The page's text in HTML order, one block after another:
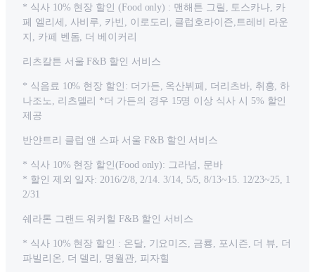
* 식사 10% 현장 할인 (Food only) : 맨해튼 그릴, 토스카나, 카
페 엘리세, 사비루, 카빈, 이로도리, 클럽호라이즌,트레비 라운
지, 카페 벤돔, 더 베이커리
리츠칼튼 서울 F&B 할인 서비스
* 식음료 10% 현장 할인: 더가든, 옥산뷔페, 더리츠바, 취홍, 하
나조노, 리츠델리 *더 가든의 경우 15명 이상 식사 시 5% 할인
제공
반얀트리 클럽 앤 스파 서울 F&B 할인 서비스
* 식사 10% 현장 할인(Food only): 그라넘, 문바
* 할인 제외 일자: 2016/2/8, 2/14. 3/14, 5/5, 8/13~15. 12/23~25, 1
2/31
쉐라톤 그랜드 워커힐 F&B 할인 서비스
* 식사 10% 현장 할인 : 온달, 기요미즈, 금룡, 포시즌, 더 뷰, 더
파빌리온, 더 델리, 명월관, 피자힐